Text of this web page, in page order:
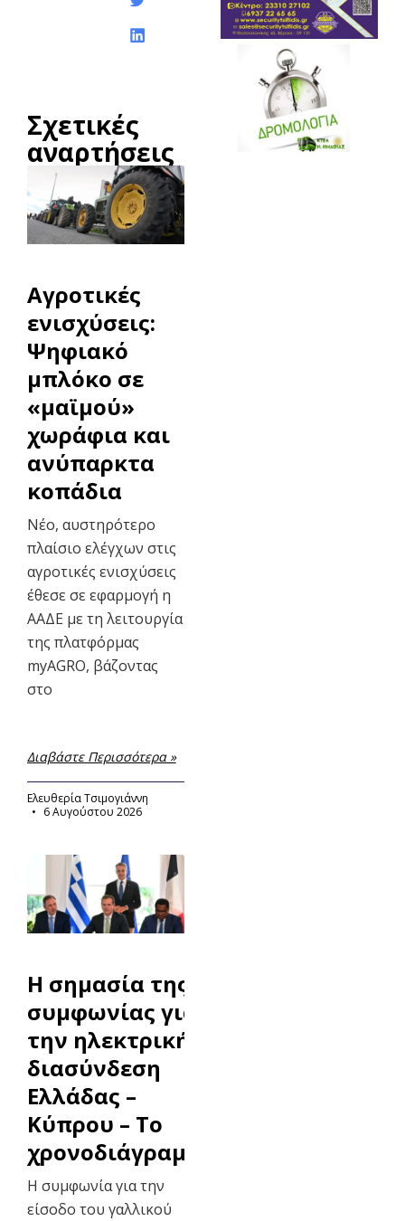
Σχετικές
αναρτήσεις
Αγροτικές
ενισχύσεις:
Ψηφιακό
μπλόκο σε
«μαϊμού»
χωράφια και
ανύπαρκτα
κοπάδια
Νέο, αυστηρότερο
πλαίσιο ελέγχων στις
αγροτικές ενισχύσεις
έθεσε σε εφαρμογή η
ΑΑΔΕ με τη λειτουργία
της πλατφόρμας
myAGRO, βάζοντας
στο
Διαβάστε Περισσότερα »
Ελευθερία Τσιμογιάννη
6 Αυγούστου 2026
H σημασία της
συμφωνίας για
την ηλεκτρική
διασύνδεση
Ελλάδας –
Κύπρου – Το
χρονοδιάγραμμα
Η συμφωνία για την
είσοδο του γαλλικού